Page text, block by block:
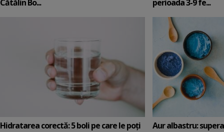
Cătălin Bo... perioada 3-9 fe...
Hidratarea corectă: 5 boli pe care le poți
Aur albastru: